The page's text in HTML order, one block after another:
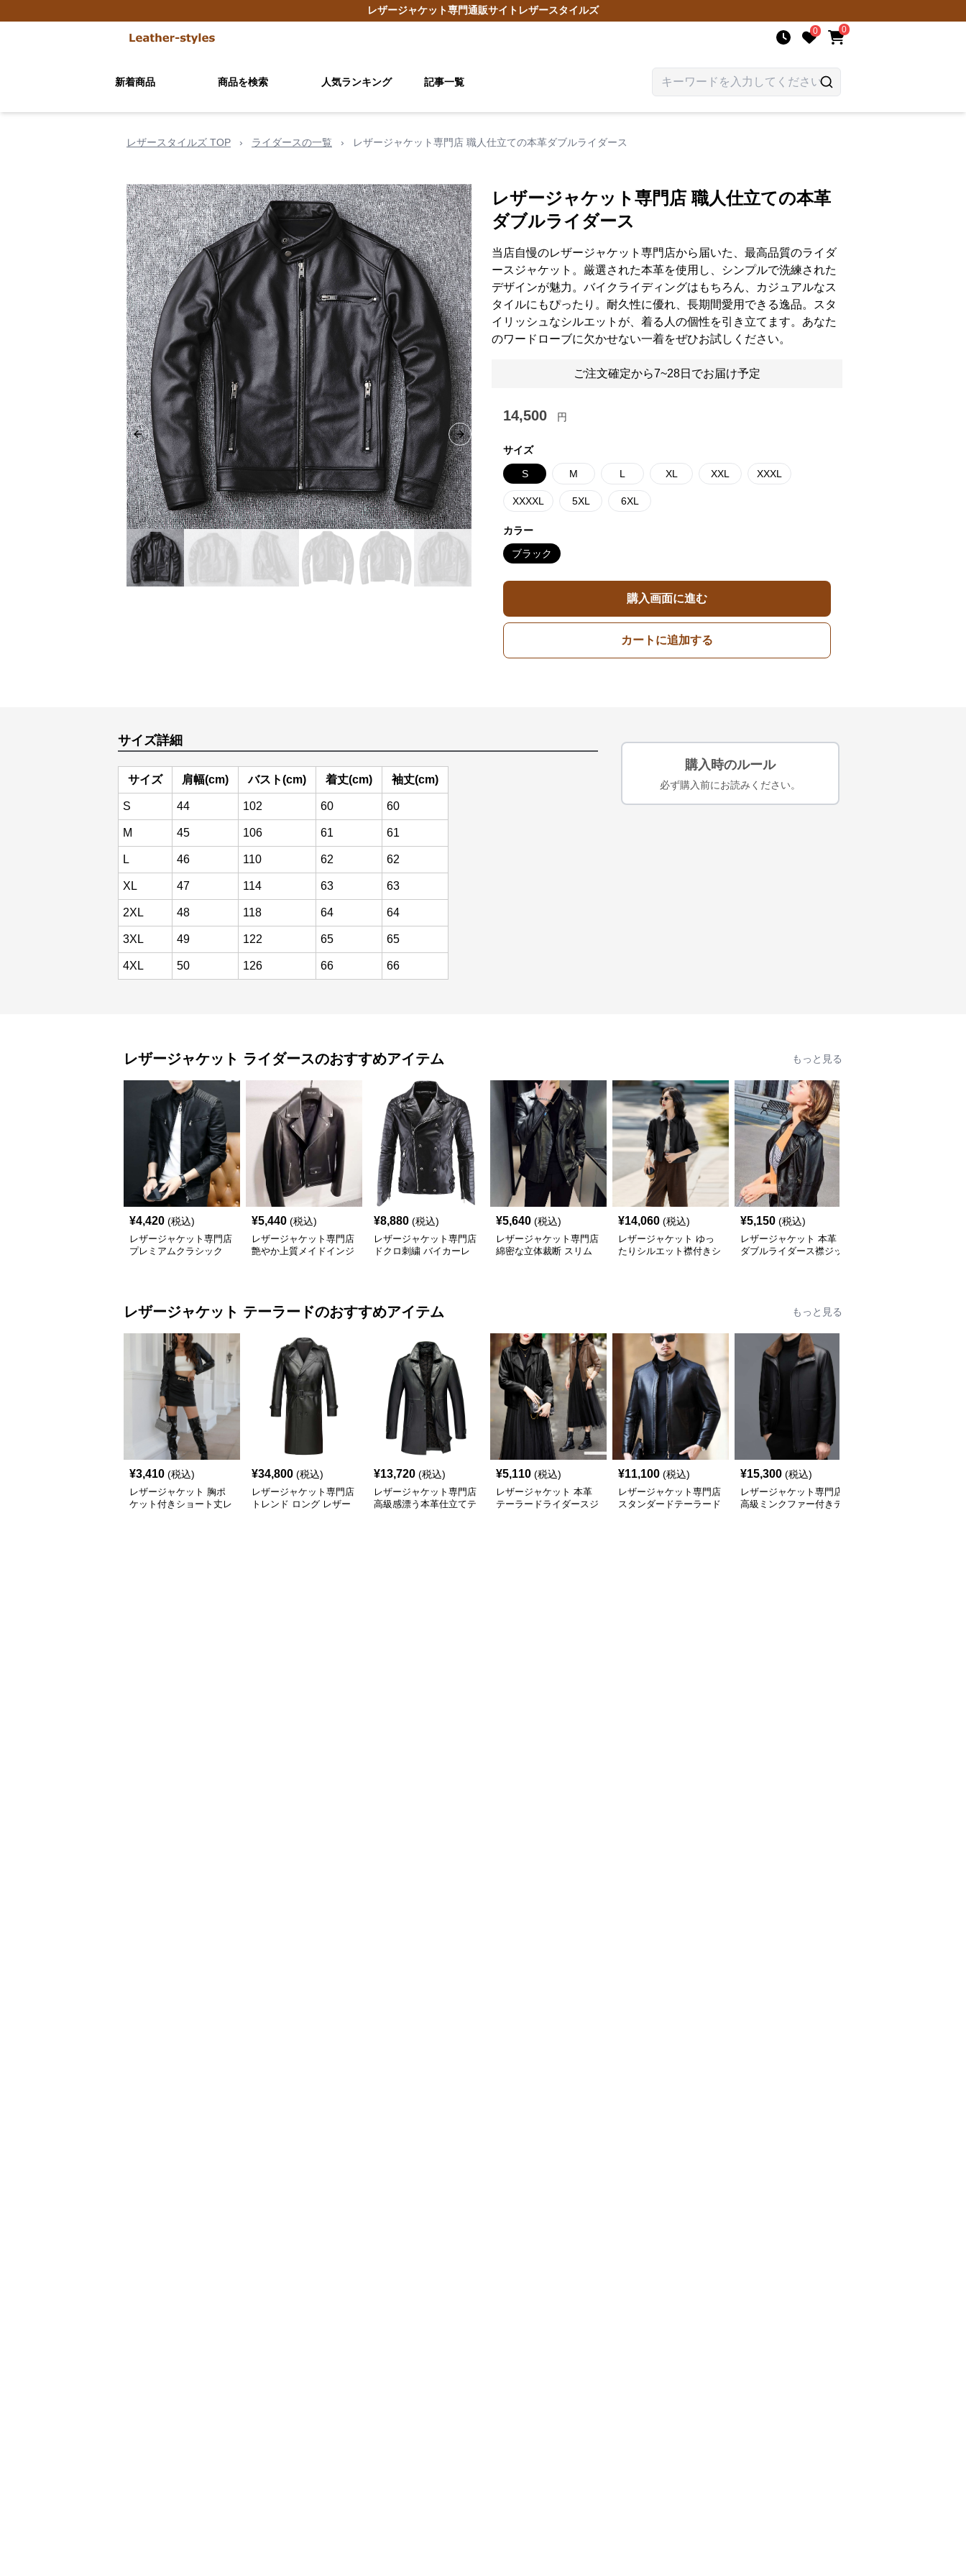
レザージャケット専門通販サイト レザースタイルズ
0 0
新着商品 商品を検索 人気ランキング 記事一覧
レザースタイルズ TOP › ライダースの一覧 › レザージャケット専門店 職人仕立ての本革ダブルライダース
Previous slide Next slide
レザージャケット専門店 職人仕立ての本革
ダブルライダース
当店自慢のレザージャケット専門店から届いた、最高品質のライダ
ースジャケット。厳選された本革を使用し、シンプルで洗練された
デザインが魅力。バイクライディングはもちろん、カジュアルなス
タイルにもぴったり。耐久性に優れ、長期間愛用できる逸品。スタ
イリッシュなシルエットが、着る人の個性を引き立てます。あなた
のワードローブに欠かせない一着をぜひお試しください。
ご注文確定から7~28日でお届け予定
14,500 円
サイズ
S M L XL XXL XXXL
XXXXL 5XL 6XL
カラー
ブラック
購入画面に進む
カートに追加する
サイズ詳細
サイズ 肩幅(cm) バスト(cm) 着丈(cm) 袖丈(cm)
S 44 102 60 60
M 45 106 61 61
L 46 110 62 62
XL 47 114 63 63
2XL 48 118 64 64
3XL 49 122 65 65
4XL 50 126 66 66
購入時のルール
必ず購入前にお読みください。
レザージャケット ライダースのおすすめアイテム もっと見る
¥4,420 (税込)
レザージャケット専門店
プレミアムクラシック
¥5,440 (税込)
レザージャケット専門店
艶やか上質メイドインジ
¥8,880 (税込)
レザージャケット専門店
ドクロ刺繍 バイカーレ
¥5,640 (税込)
レザージャケット専門店
綿密な立体裁断 スリム
¥14,060 (税込)
レザージャケット ゆっ
たりシルエット襟付きシ
¥5,150 (税込)
レザージャケット 本革
ダブルライダース襟ジッ
レザージャケット テーラードのおすすめアイテム もっと見る
¥3,410 (税込)
レザージャケット 胸ポ
ケット付きショート丈レ
¥34,800 (税込)
レザージャケット専門店
トレンド ロング レザー
¥13,720 (税込)
レザージャケット専門店
高級感漂う本革仕立てテ
¥5,110 (税込)
レザージャケット 本革
テーラードライダースジ
¥11,100 (税込)
レザージャケット専門店
スタンダードテーラード
¥15,300 (税込)
レザージャケット専門店
高級ミンクファー付きテ